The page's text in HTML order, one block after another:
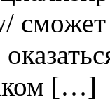
сможет
[…]